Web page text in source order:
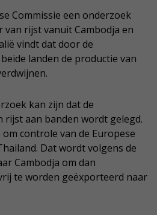
Commissie een onderzoek
rijst vanuit Cambodja en
vindt dat door de
landen de productie van
kan zijn dat de
rijst aan banden wordt gelegd.
controle van de Europese
Dat wordt volgens de
Cambodja om dan
te worden geëxporteerd naar